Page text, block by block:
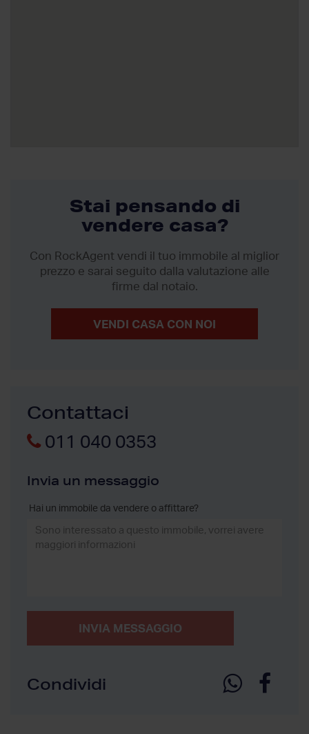
Stai pensando di
vendere casa?
Con RockAgent vendi il tuo immobile al miglior
prezzo e sarai seguito dalla valutazione alle
firme dal notaio.
VENDI CASA CON NOI
Contattaci
011 040 0353
Invia un messaggio
Hai un immobile da vendere o affittare?
INVIA MESSAGGIO
Condividi